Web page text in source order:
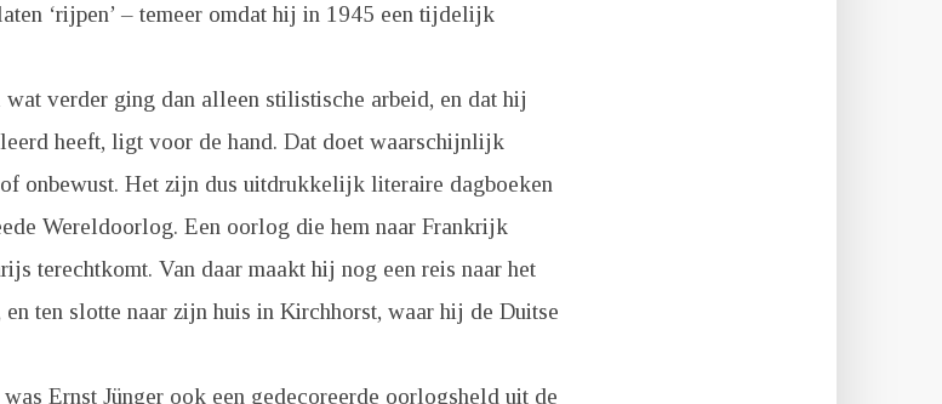
‘rijpen’ – temeer omdat hij in 1945 een tijdelijk
verder ging dan alleen stilistische arbeid, en dat hij
heeft, ligt voor de hand. Dat doet waarschijnlijk
onbewust. Het zijn dus uitdrukkelijk literaire dagboeken
Wereldoorlog. Een oorlog die hem naar Frankrijk
terechtkomt. Van daar maakt hij nog een reis naar het
ten slotte naar zijn huis in Kirchhorst, waar hij de Duitse
Ernst Jünger ook een gedecoreerde oorlogsheld uit de